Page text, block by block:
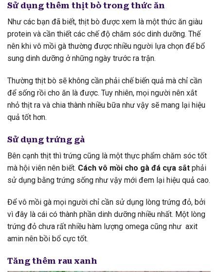
Sử dụng thêm thịt bò trong thức ăn
Như các bạn đã biết, thịt bò được xem là một thức ăn giàu
protein và cần thiết các chế độ chăm sóc dinh dưỡng. Thế
nên khi vô mồi gà thường được nhiều người lựa chọn để bổ
sung dinh dưỡng ở những ngày trước ra trận.
Thường thịt bò sẽ không cần phải chế biến quả mà chỉ cần
để sống rồi cho ăn là được. Tuy nhiên, mọi người nên xắt
nhỏ thịt ra và chia thành nhiều bữa như vậy sẽ mang lại hiệu
quả tốt hơn.
Sử dụng trứng gà
Bên cạnh thịt thì trứng cũng là một thực phẩm chăm sóc tốt
mà hội viên nên biết. Cách vô mồi cho gà đá cựa sắt phải
sử dụng bằng trứng sống như vậy mới đem lại hiệu quả cao.
Để vô mồi gà mọi người chỉ cần sử dụng lòng trứng đỏ, bởi
vì đây là cái có thành phần dinh dưỡng nhiều nhất. Một lòng
trứng đỏ chưa rất nhiều hàm lượng omega cũng như axit
amin nên bồi bổ cực tốt.
Tăng thêm rau xanh